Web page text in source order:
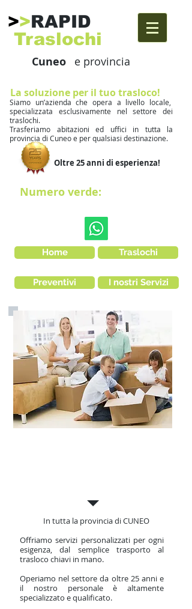
>>RAPID​
Traslochi
Cuneo e provincia
La soluzione per il tuo trasloco!
Siamo un’azienda che opera a livello locale,
specializzata esclusivamente nel settore dei
traslochi.
Trasferiamo abitazioni ed uffici in tutta la
provincia di Cuneo e per qualsiasi destinazione.
Oltre 25 anni di esperienza!
Numero verde:
Home Traslochi
Preventivi I nostri Servizi
In tutta la provincia di CUNEO
Offriamo servizi personalizzati per ogni
esigenza, dal semplice trasporto al
trasloco chiavi in mano.
Operiamo nel settore da oltre 25 anni e
il nostro personale è altamente
specializzato e qualificato.